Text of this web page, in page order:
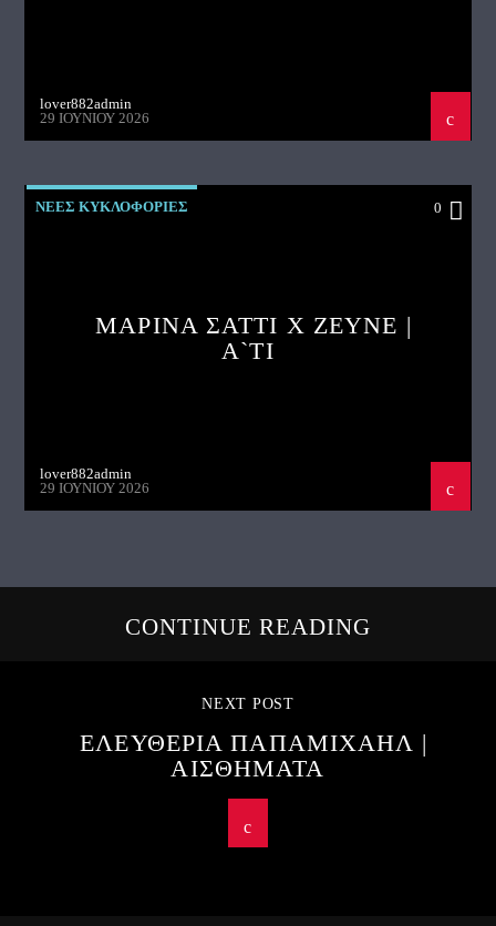
lover882admin
29 ΙΟΥΝΊΟΥ 2026
ΝΕΕΣ ΚΥΚΛΟΦΟΡΙΕΣ 0
ΜΑΡΙΝΑ ΣΑΤΤΙ X ZEYNE |
A`TI
lover882admin
29 ΙΟΥΝΊΟΥ 2026
CONTINUE READING
NEXT POST
ΕΛΕΥΘΕΡΙΑ ΠΑΠΑΜΙΧΑΗΛ |
ΑΙΣΘΗΜΑΤΑ